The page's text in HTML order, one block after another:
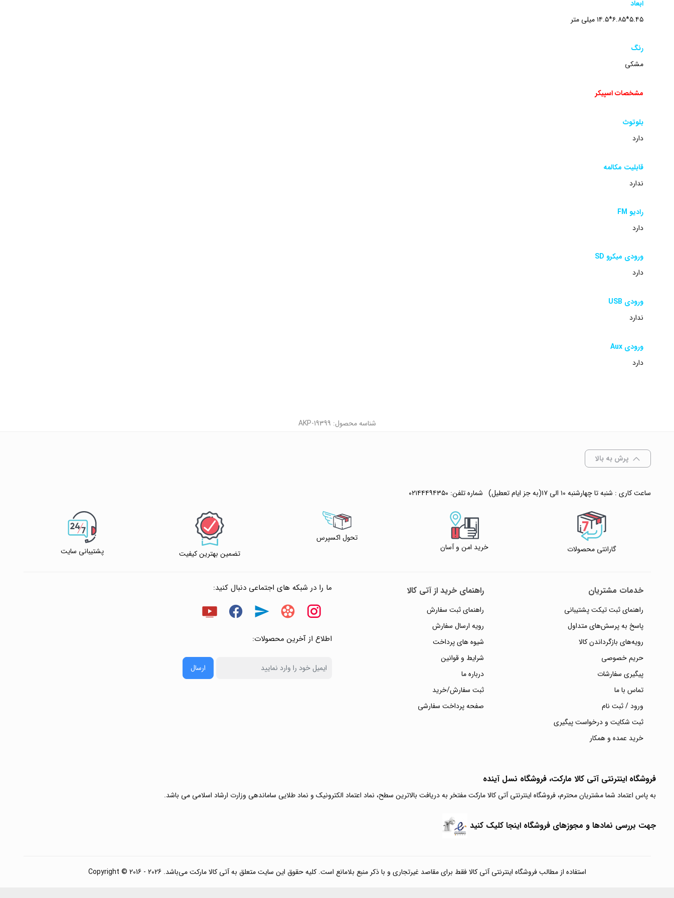
ابعاد
۵.۴۵*۶.۸۵*۱۴.۵ میلی متر
رنگ
مشکی
مشخصات اسپیکر
بلوتوث
دارد
قابلیت مکالمه
ندارد
رادیو FM
دارد
ورودی میکرو SD
دارد
ورودی USB
ندارد
ورودی Aux
دارد
شناسه محصول: AKP-19399
پرش به بالا
ساعت کاری : شنبه تا چهارشنبه ۱۰ الی ۱۷(به جز ایام تعطیل) شماره تلفن: ۰۲۱۴۴۴۹۴۳۵۰
گارانتی محصولات خرید امن و آسان
تحول اکسپرس
تضمین بهترین کیفیت
پشتیبانی سایت
خدمات مشتریان
راهنمای ثبت تیکت پشتیبانی
پاسخ به پرسش‌های متداول
رویه‌های بازگرداندن کالا
حریم خصوصی
پیگیری سفارشات
تماس با ما
ورود / ثبت نام
ثبت شکایت و درخواست پیگیری
خرید عمده و همکار
راهنمای خرید از آتی کالا
راهنمای ثبت سفارش
رویه ارسال سفارش
شیوه های پرداخت
شرایط و قوانین
درباره ما
ثبت سفارش/خرید
صفحه پرداخت سفارشی
ما را در شبکه های اجتماعی دنبال کنید:
اطلاع از آخرین محصولات:
ارسال
فروشگاه اینترنتی آتی‌ کالا مارکت، فروشگاه نسل آینده
به پاس اعتماد شما مشتریان محترم، فروشگاه اینترنتی آتی کالا مارکت مفتخر به دریافت بالاترین سطح، نماد اعتماد الکترونیک و نماد طلایی ساماندهی وزارت ارشاد اسلامی می باشد.
جهت بررسی نمادها و مجوزهای فروشگاه اینجا کلیک کنید
استفاده از مطالب فروشگاه اینترنتی آتی کالا فقط برای مقاصد غیرتجاری و با ذکر منبع بلامانع است. کلیه حقوق این سایت متعلق به آتی کالا مارکت می‌باشد. Copyright © 2016 - 2026